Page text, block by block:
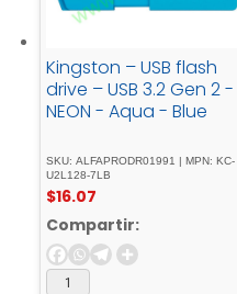
Kingston – USB flash
drive – USB 3.2 Gen 2 -
NEON - Aqua - Blue
SKU: ALFAPRODR01991 | MPN: KC-
U2L128-7LB
$16.07
Compartir: